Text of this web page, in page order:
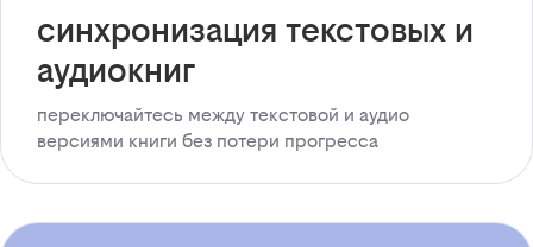
синхронизация текстовых и
аудиокниг
переключайтесь между текстовой и аудио
версиями книги без потери прогресса